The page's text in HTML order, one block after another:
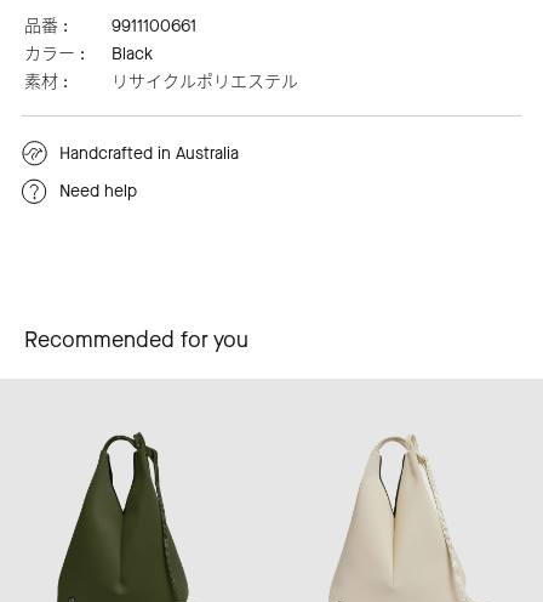
品番 :
9911100661
カラー :
Black
素材 :
リサイクルポリエステル
Handcrafted in Australia
Need help
Recommended for you